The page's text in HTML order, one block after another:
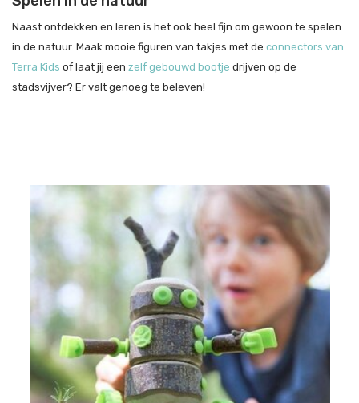
Naast ontdekken en leren is het ook heel fijn om gewoon te spelen
in de natuur. Maak mooie figuren van takjes met de connectors van
Terra Kids of laat jij een zelf gebouwd bootje drijven op de
stadsvijver? Er valt genoeg te beleven!